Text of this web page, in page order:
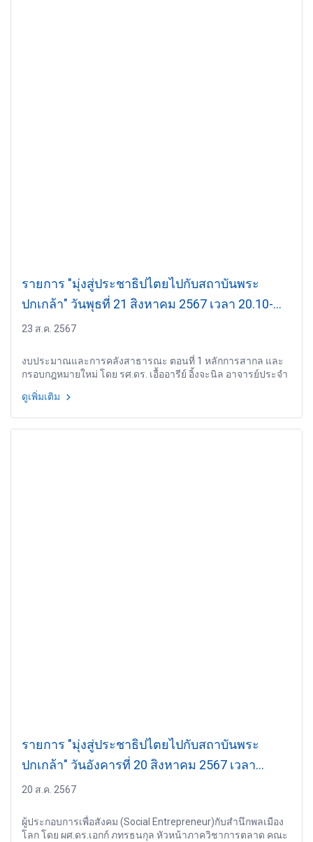
รายการ "มุ่งสู่ประชาธิปไตยไปกับสถาบันพระ
ปกเกล้า" วันพุธที่ 21 สิงหาคม 2567 เวลา 20.10-
21.00 น.
23 ส.ค. 2567
งบประมาณและการคลังสาธารณะ ตอนที่ 1 หลักการสากล และ
กรอบกฎหมายใหม่ โดย รศ.ดร. เอื้ออารีย์ อิ้งจะนิล อาจารย์ประจำ
ดูเพิ่มเติม
รายการ "มุ่งสู่ประชาธิปไตยไปกับสถาบันพระ
ปกเกล้า" วันอังคารที่ 20 สิงหาคม 2567 เวลา
20.10-21.00 น.
20 ส.ค. 2567
ผู้ประกอบการเพื่อสังคม (Social Entrepreneur)กับสำนึกพลเมือง
โลก โดย ผศ.ดร.เอกก์ ภทรธนกุล หัวหน้าภาควิชาการตลาด คณะ